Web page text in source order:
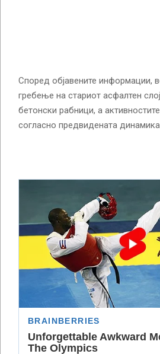
Според објавените информации,
гребење на стариот асфалтен
бетонски рабници, а
согласно предвидената